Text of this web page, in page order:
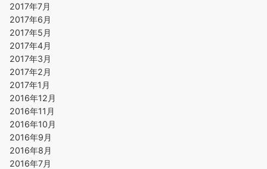
2017年7月
2017年6月
2017年5月
2017年4月
2017年3月
2017年2月
2017年1月
2016年12月
2016年11月
2016年10月
2016年9月
2016年8月
2016年7月